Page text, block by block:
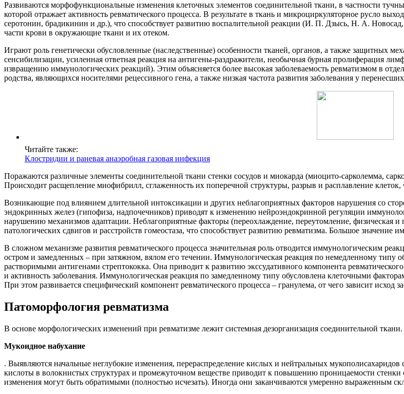
Развиваются морфофункциональные изменения клеточных элементов соединительной ткани, в частности
которой отражает активность ревматического процесса. В результате в ткань и микроциркуляторное русло
серотонин, брадикинин и др.), что способствует развитию воспалительной реакции (И. П. Дзысь, Н. А.
части крови в окружающие ткани и их отеком.
Играют роль генетически обусловленные (наследственные) особенности тканей, органов, а также защитных
сенсибилизации, усиленная ответная реакция на антигены-раздражители, необычная бурная пролиферация
извращению иммунологических реакций). Этим объясняется более высокая заболеваемость ревматизмом в
родства, являющихся носителями рецессивного гена, а также низкая частота развития заболевания у
Читайте также:
Клостридии и раневая анаэробная газовая инфекция
Поражаются различные элементы соединительной ткани стенки сосудов и миокарда (миоцито-сарколемма,
Происходит расщепление миофибрилл, сглаженность их поперечной структуры, разрыв и расплавление клеток,
Возникающие под влиянием длительной интоксикации и других неблагоприятных факторов нарушения со
эндокринных желез (гипофиза, надпочечников) приводят к изменению нейроэндокринной регуляции
нарушению механизмов адаптации. Неблагоприятные факторы (переохлаждение, переутомление, физическая
патологических сдвигов и расстройств гомеостаза, что способствует развитию ревматизма. Большое
В сложном механизме развития ревматического процесса значительная роль отводится иммунологическим
остром и замедленных – при затяжном, вялом его течении. Иммунологическая реакция по немедленному типу
растворимыми антигенами стрептококка. Она приводит к развитию экссудативного компонента
и активность заболевания. Иммунологическая реакция по замедленному типу обусловлена клеточными
При этом развивается специфический компонент ревматического процесса – гранулема, от чего зависит исход
Патоморфология ревматизма
В основе морфологических изменений при ревматизме лежит системная дезорганизация соединительной
Мукоидное набухание
. Выявляются начальные неглубокие изменения, перераспределение кислых и нейтральных
кислоты в волокнистых структурах и промежуточном веществе приводит к повышению проницаемости
изменения могут быть обратимыми (полностью исчезать). Иногда они заканчиваются умеренно выраженным